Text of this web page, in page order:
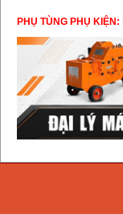
PHỤ TÙNG PHỤ KIỆN: